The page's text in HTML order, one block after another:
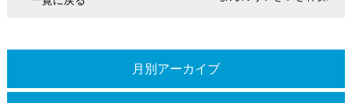
月別アーカイブ